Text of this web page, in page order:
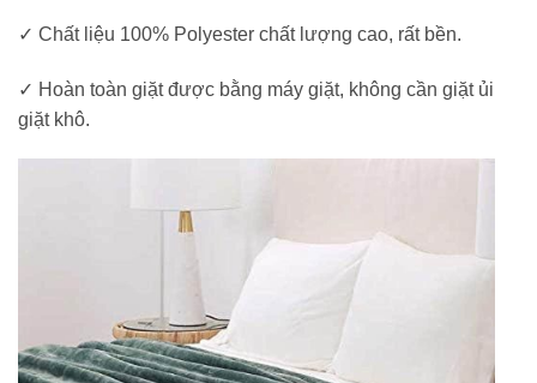
✓ Chất liệu 100% Polyester chất lượng cao, rất bền.
✓ Hoàn toàn giặt được bằng máy giặt, không cần giặt ủi
giặt khô.